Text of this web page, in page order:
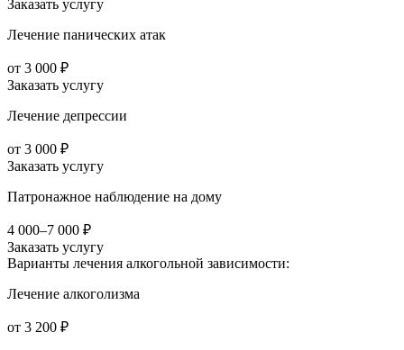
Заказать услугу
Лечение панических атак
от 3 000 ₽
Заказать услугу
Лечение депрессии
от 3 000 ₽
Заказать услугу
Патронажное наблюдение на дому
4 000–7 000 ₽
Заказать услугу
Варианты лечения алкогольной зависимости:
Лечение алкоголизма
от 3 200 ₽